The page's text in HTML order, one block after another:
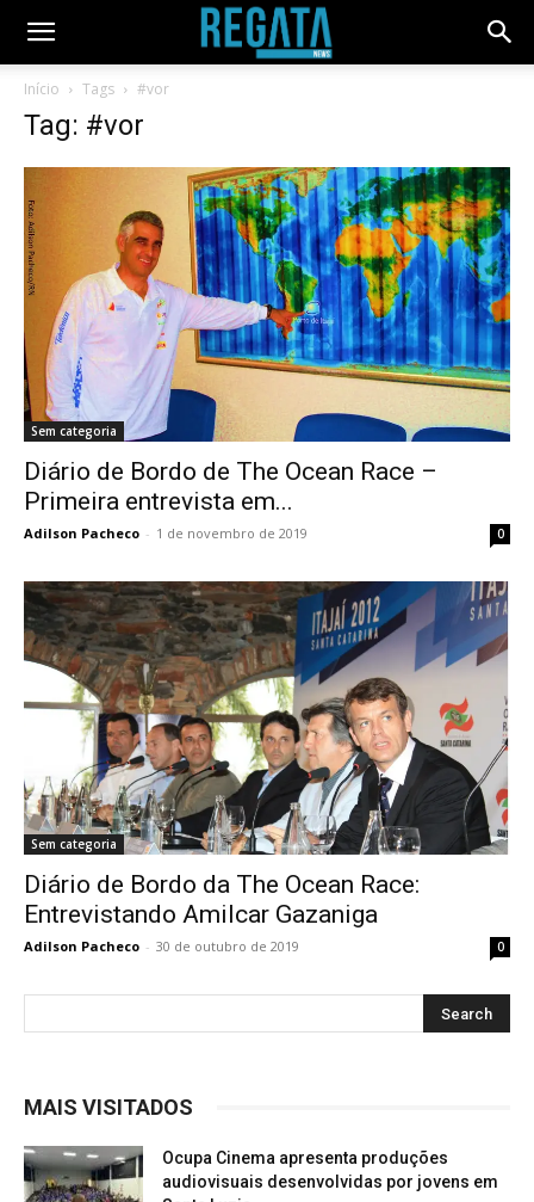
Início Tags #vor
Tag: #vor
Sem categoria
Diário de Bordo de The Ocean Race –
Primeira entrevista em...
Adilson Pacheco - 1 de novembro de 2019 0
Sem categoria
Diário de Bordo da The Ocean Race:
Entrevistando Amilcar Gazaniga
Adilson Pacheco - 30 de outubro de 2019 0
MAIS VISITADOS
Ocupa Cinema apresenta produções
audiovisuais desenvolvidas por jovens em